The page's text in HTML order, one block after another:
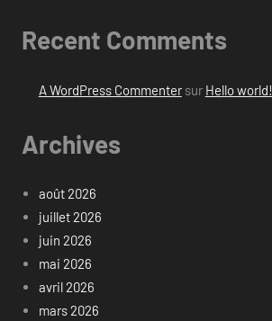
Recent Comments
A WordPress Commentersur Hello world!
Archives
août 2026
juillet 2026
juin 2026
mai 2026
avril 2026
mars 2026